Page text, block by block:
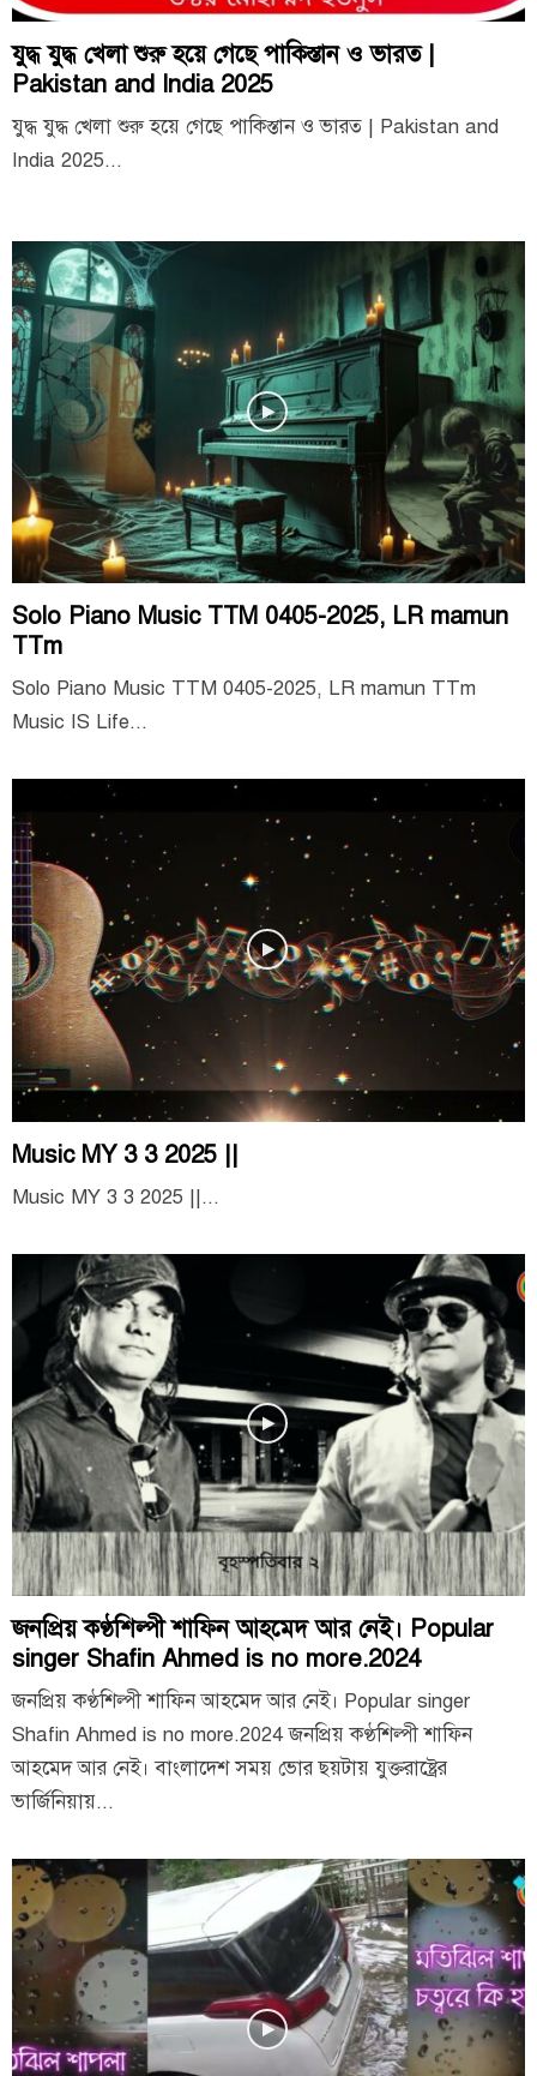
যুদ্ধ যুদ্ধ খেলা শুরু হয়ে গেছে পাকিস্তান ও ভারত |
Pakistan and India 2025
যুদ্ধ যুদ্ধ খেলা শুরু হয়ে গেছে পাকিস্তান ও ভারত | Pakistan and
India 2025...
Solo Piano Music TTM 0405-2025, LR mamun
TTm
Solo Piano Music TTM 0405-2025, LR mamun TTm
Music IS Life...
Music MY 3 3 2025 ||
Music MY 3 3 2025 ||...
জনপ্রিয় কণ্ঠশিল্পী শাফিন আহমেদ আর নেই। Popular
singer Shafin Ahmed is no more.2024
জনপ্রিয় কণ্ঠশিল্পী শাফিন আহমেদ আর নেই। Popular singer
Shafin Ahmed is no more.2024 জনপ্রিয় কণ্ঠশিল্পী শাফিন
আহমেদ আর নেই। বাংলাদেশ সময় ভোর ছয়টায় যুক্তরাষ্ট্রের
ভার্জিনিয়ায়...